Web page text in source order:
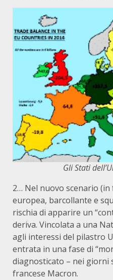
Gli Stati
2… Nel nuovo scenario
europea, barcollante e
rischia di apparire un
deriva. Vincolata a una
agli interessi del pilastro
entrata in una fase di
diagnosticato – nei giorni
francese